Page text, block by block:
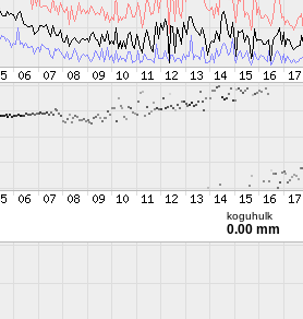
koguhulk
0.00 mm